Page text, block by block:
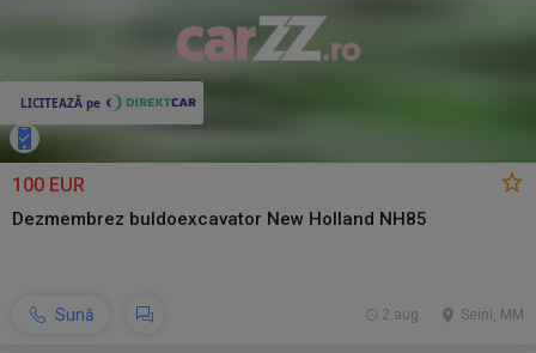
100 EUR
Dezmembrez buldoexcavator New Holland NH85
Sună Seini, MM
2 aug.